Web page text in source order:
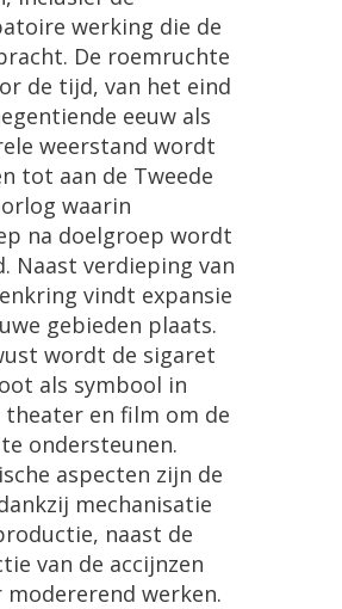
werking die de
. De roemruchte
de tijd, van het eind
eeuw als
weerstand wordt
tot aan de Tweede
waarin
na doelgroep wordt
. Naast verdieping van
vindt expansie
gebieden plaats.
wordt de sigaret
als symbool in
theater en film om de
te ondersteunen.
aspecten zijn de
mechanisatie
, naast de
van de accijnzen
modererend werken.